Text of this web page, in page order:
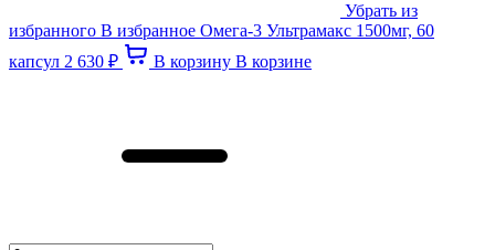
Убрать из
избранного В избранное Омега-3 Ультрамакс 1500мг, 60
капсул 2 630 ₽ В корзину В корзине